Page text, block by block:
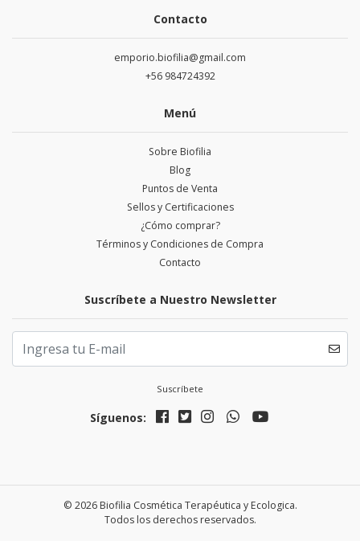
Contacto
emporio.biofilia@gmail.com
+56 984724392
Menú
Sobre Biofilia
Blog
Puntos de Venta
Sellos y Certificaciones
¿Cómo comprar?
Términos y Condiciones de Compra
Contacto
Suscríbete a Nuestro Newsletter
Suscríbete
Síguenos:
© 2026 Biofilia Cosmética Terapéutica y Ecologica.
Todos los derechos reservados.